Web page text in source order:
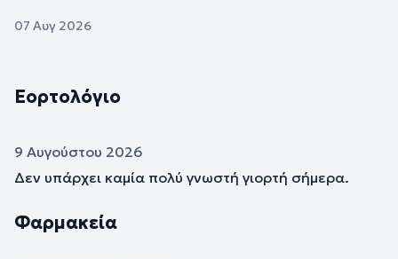
07 Αυγ 2026
Εορτολόγιο
9 Αυγούστου 2026
Δεν υπάρχει καμία πολύ γνωστή γιορτή σήμερα.
Φαρμακεία